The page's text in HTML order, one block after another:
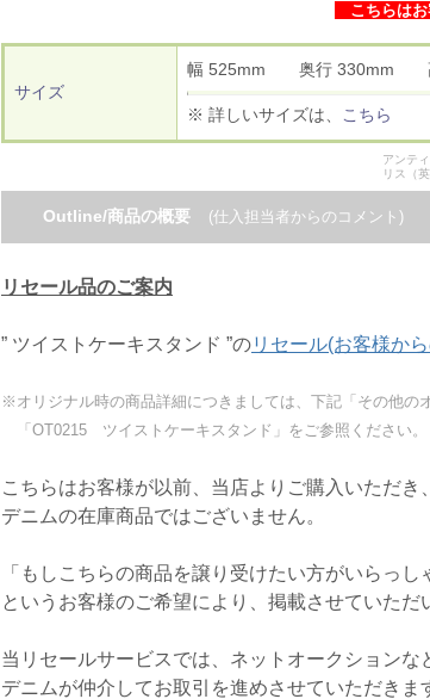
こちらはお
サイズ
幅 525mm 奥行 330mm
※ 詳しいサイズは、 こちら
アンテ
リス（
Outline/商品の概要 (仕入担当者からのコメント)
リセール品のご案内
” ツイストケーキスタンド ”のリセール(お客様か
※オリジナル時の商品詳細につきましては、下記「その他の
「OT0215 ツイストケーキスタンド」をご参照ください。
こちらはお客様が以前、当店よりご購入いただき
デニムの在庫商品ではございません。
「もしこちらの商品を譲り受けたい方がいらっ
というお客様のご希望により、掲載させていただ
当リセールサービスでは、ネットオークション
デニムが仲介してお取引を進めさせていただきま